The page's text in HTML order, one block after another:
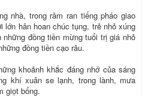
nhà, trong râm ran tiếng pháo giao
lớn hân hoan chúc tụng, trẻ nhỏ xúng
đồng tiền mừng tuổi trị giá nhỏ
đồng tiền cạo râu.
khoảnh khắc đáng nhớ của sáng
khí xuân se lạnh, trong lành, mưa
giọt bổng.